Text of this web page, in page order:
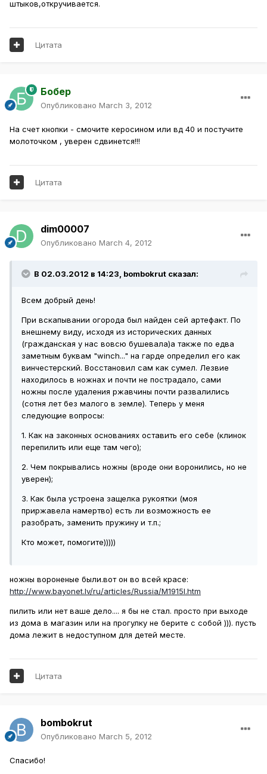
штыков,откручивается.
Цитата
Бобер
Опубликовано March 3, 2012
На счет кнопки - смочите керосином или вд 40 и постучите
молоточком , уверен сдвинется!!!
Цитата
dim00007
Опубликовано March 4, 2012
В 02.03.2012 в 14:23, bombokrut сказал:
Всем добрый день!
При вскапывании огорода был найден сей артефакт. По
внешнему виду, исходя из исторических данных
(гражданская у нас вовсю бушевала)а также по едва
заметным буквам "winch..." на гарде определил его как
винчестерский. Восстановил сам как сумел. Лезвие
находилось в ножнах и почти не пострадало, сами
ножны после удаления ржавчины почти развалились
(сотня лет без малого в земле). Теперь у меня
следующие вопросы:
1. Как на законных основаниях оставить его себе (клинок
перепилить или еще там чего);
2. Чем покрывались ножны (вроде они воронились, но не
уверен);
3. Как была устроена защелка рукоятки (моя
приржавела намертво) есть ли возможность ее
разобрать, заменить пружину и т.п.;
Кто может, помогите)))))
ножны вороненые были.вот он во всей красе:
http://www.bayonet.lv/ru/articles/Russia/M1915l.htm
пилить или нет ваше дело.... я бы не стал. просто при выходе
из дома в магазин или на прогулку не берите с собой ))). пусть
дома лежит в недоступном для детей месте.
Цитата
bombokrut
Опубликовано March 5, 2012
Спасибо!